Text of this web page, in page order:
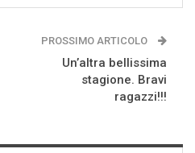
PROSSIMO ARTICOLO
Un’altra bellissima
stagione. Bravi
ragazzi!!!